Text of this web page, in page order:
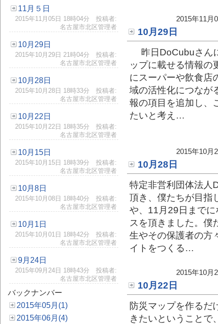
11月５日
2015年11月05日 18時04分 投稿者:
名古屋市北区管理者
10月29日
2015年10月29日 21時04分 投稿者:
名古屋市北区管理者
10月28日
2015年10月28日 18時33分 投稿者:
名古屋市北区管理者
10月22日
2015年10月22日 18時35分 投稿者:
名古屋市北区管理者
10月15日
2015年10月15日 18時39分 投稿者:
名古屋市北区管理者
10月8日
2015年10月08日 18時40分 投稿者:
名古屋市北区管理者
10月1日
2015年10月01日 18時42分 投稿者:
名古屋市北区管理者
9月24日
2015年09月24日 18時43分 投稿者:
名古屋市北区管理者
バックナンバー
2015年05月(1)
2015年06月(4)
2015年11
10月29日
昨日DoCubuさん
ップに載せる情報の
にスーパーや飲食店
域の活性化につなが
報の項目を追加し、
たいと考え…
2015年10
10月28日
特定非営利団体法人
頂き、僕たちが目指
や、11月29日まで
スを頂きました。僕
生やその保護者の方
イトをつくる…
2015年10
10月22日
防災マップを作るだ
きたいということで